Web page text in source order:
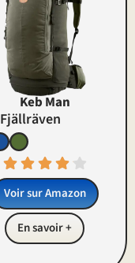
Keb Man
Fjällräven
Voir sur Amazon
En savoir +